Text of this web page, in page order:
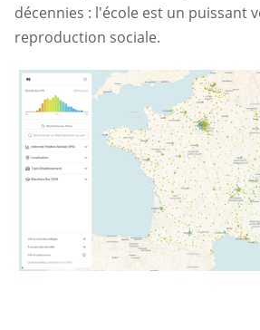
décennies : l'école est un puissant
reproduction sociale.